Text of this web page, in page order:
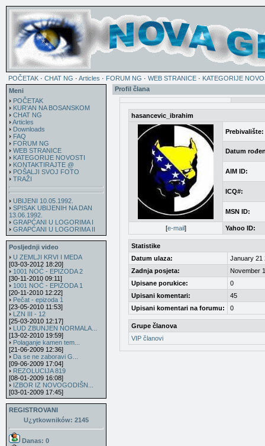
POČETAK · CHAT NG · Articles · FORUM NG · WEB STRANICE · KATEGORIJE
Meni
POČETAK
KUR'AN NA BOSANSKOM
CHAT NG
Articles
Downloads
FAQ
FORUM NG
WEB STRANICE
KATEGORIJE NOVOSTI
KONTAKTIRAJTE @
POŠALJI SVOJ FOTO
TRAŽI
UBIJENI 10.05.1992.
SPISAK UBIJENIH NA DAN
13.06.1992.
GRAPĆANI U LOGORIMA I
GRAPĆANI U LOGORIMA II
Posljednji video
U ZEMLJI KRVI I MEDA
[03-03-2012 18:20]
1001 NOĆ - EPIZODA 2
[30-11-2010 09:11]
1001 NOĆ - EPIZODA 1
[20-11-2010 12:22]
Pečat - epizoda 1
[23-05-2010 11:53]
LZN III - 12
[25-03-2010 12:17]
LUD ZBUNJEN NORMALA...
[13-02-2010 19:59]
Polaganje kamen tem...
[21-06-2009 12:36]
Da se ne zaboravi G...
[09-06-2009 17:04]
REZOLUCIJA 819
[08-01-2009 16:08]
IZBOR IZ NOVOGODIŠN...
[03-01-2009 17:45]
REGISTROVANI
U¿ytkowników: 2145
Danas: 0
Profil člana
hasancevic_ibrahim
Prebivalište:
Datum
AIM ID:
ICQ#:
MSN ID:
[e-mail] Yahoo ID:
Statistike
Datum ulaza:
January 21
Zadnja posjeta:
November
Upisane porukice:
0
Upisani komentari:
45
Upisani komentari na forumu:
0
Grupe članova
VIP članovi